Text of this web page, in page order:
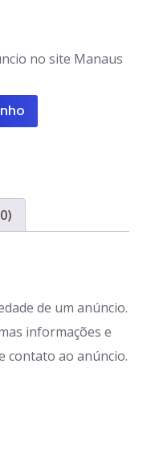
no site Manaus
de um anúncio.
informações e
contato ao anúncio.